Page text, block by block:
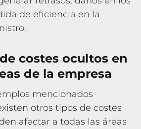
de eficiencia en la
costes ocultos en
de la empresa
mencionados
otros tipos de costes
afectar a todas las áreas